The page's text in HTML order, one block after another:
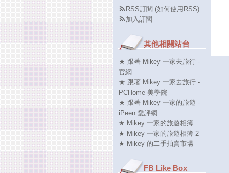
RSS訂閱 (如何使用RSS)
加入訂閱
其他相關站台
★ 跟著 Mikey 一家去旅行 -
官網
★ 跟著 Mikey 一家去旅行 -
PCHome 美學院
★ 跟著 Mikey 一家的旅遊 -
iPeen 愛評網
★ Mikey 一家的旅遊相簿
★ Mikey 一家的旅遊相簿 2
★ Mikey 的二手拍賣市場
FB Like Box